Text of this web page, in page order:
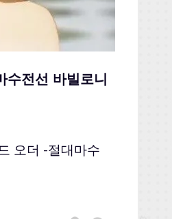
수전선 바빌로니
오더 -절대마수